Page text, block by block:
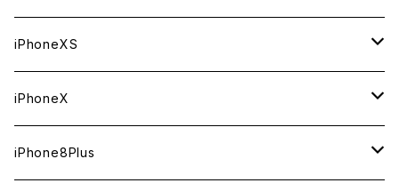
中古（整備済み）
中古（整備済み）
新品
中古（整備済み）
中古（整備済み）
新品
中古（整備済み）
64GB
新品
中古（整備済み）
新品
中古（整備済み）
128GB
新品
中古（整備済み）
64GB
新品
512GB
新品
中古（整備済み）
256GB
新品
64GB
iPhoneXS
512GB
新品
256GB
iPhoneX
256GB
iPhone8Plus